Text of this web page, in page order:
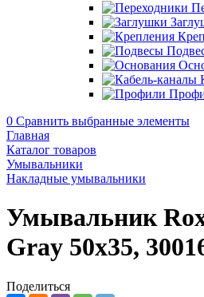
0 Сравнить выбранные элементы
Главная
Каталог товаров
Умывальники
Накладные умывальники
Умывальник
Gray 50x35,
Поделиться